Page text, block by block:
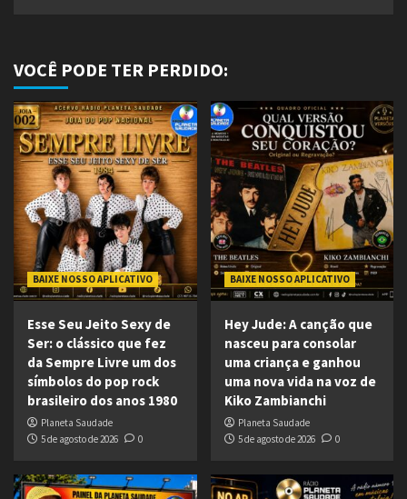
VOCÊ PODE TER PERDIDO:
BAIXE NOSSO APLICATIVO
Esse Seu Jeito Sexy de
Ser: o clássico que fez
da Sempre Livre um dos
símbolos do pop rock
brasileiro dos anos 1980
Planeta Saudade
5 de agosto de 2026
0
BAIXE NOSSO APLICATIVO
Hey Jude: A canção que
nasceu para consolar
uma criança e ganhou
uma nova vida na voz de
Kiko Zambianchi
Planeta Saudade
5 de agosto de 2026
0